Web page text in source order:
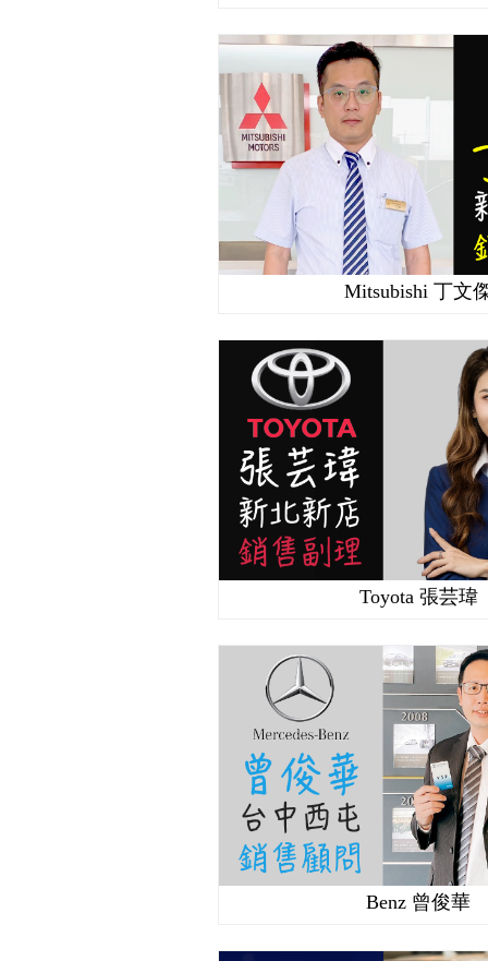
Mitsubishi 丁文
Toyota 張芸瑋
Benz 曾俊華